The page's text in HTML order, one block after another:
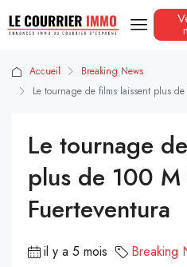
Accueil
Breaking News
Le tournage de films laissent plus
Le tournage
plus de 100
Fuerteventura
il y a 5 mois Breaking